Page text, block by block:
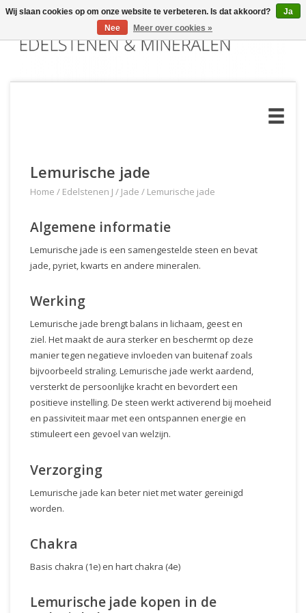
Lemurische jade
Home / Edelstenen J / Jade / Lemurische jade
Algemene informatie
Lemurische jade is een samengestelde steen en bevat
jade, pyriet, kwarts en andere mineralen.
Werking
Lemurische jade brengt balans in lichaam, geest en
ziel. Het maakt de aura sterker en beschermt op deze
manier tegen negatieve invloeden van buitenaf zoals
bijvoorbeeld straling. Lemurische jade werkt aardend,
versterkt de persoonlijke kracht en bevordert een
positieve instelling. De steen werkt activerend bij moeheid
en passiviteit maar met een ontspannen energie en
stimuleert een gevoel van welzijn.
Verzorging
Lemurische jade kan beter niet met water gereinigd
worden.
Chakra
Basis chakra (1e) en hart chakra (4e)
Lemurische jade kopen in de
Wij slaan cookies op om onze website te verbeteren. Is dat akkoord?
Ja
Nee
Meer over cookies »